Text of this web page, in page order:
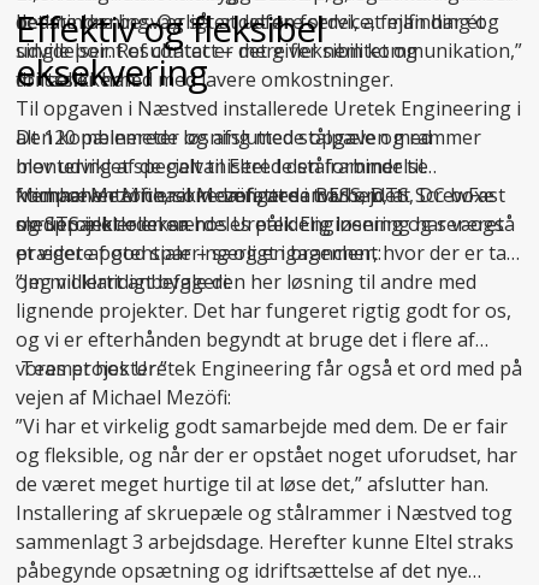
det mindre besværligt at udføre service, fejlfinding og
udvidelser. Resultatet er mere fleksibilitet og
driftssikkerhed med lavere omkostninger.
Den kombinerede løsning med stålpæle og rammer
blev udviklet specielt til Eltel. I den forbindelse
fremhæver Michael Mezöfi, at samarbejdet
medprojektlederen hos Uretek Engineering har været
præget af god sparring og engagement:
bedste løsning. Og så er det en fordel, at man har ét
single point of contact – det giver nem kommunikation,”
fortæller han.
Effektiv og fleksibel
eksekvering
Til opgaven i Næstved installerede Uretek Engineering i
alt 120 pælemeter og afsluttede opgaven med
montering af de galvaniserede stålrammer til
komponenterne, som omfattede BESS, DTS, DC boxe
og STS inkl. oliekar.
Michael Mezöfi er ikke længere i tvivl om, at ScrewFast
skruepæle er en særdeles pålidelig løsning og ser også
et videre potentiale – særligt i brancher, hvor der er tale
om midlertidigt byggeri:
”Jeg vil klart anbefale den her løsning til andre med
lignende projekter. Det har fungeret rigtig godt for os,
og vi er efterhånden begyndt at bruge det i flere af
vores projekter.”
Teamet hos Uretek Engineering får også et ord med på
vejen af Michael Mezöfi:
”Vi har et virkelig godt samarbejde med dem. De er fair
og fleksible, og når der er opstået noget uforudset, har
de været meget hurtige til at løse det,” afslutter han.
Installering af skruepæle og stålrammer i Næstved tog
sammenlagt 3 arbejdsdage. Herefter kunne Eltel straks
påbegynde opsætning og idriftsættelse af det nye